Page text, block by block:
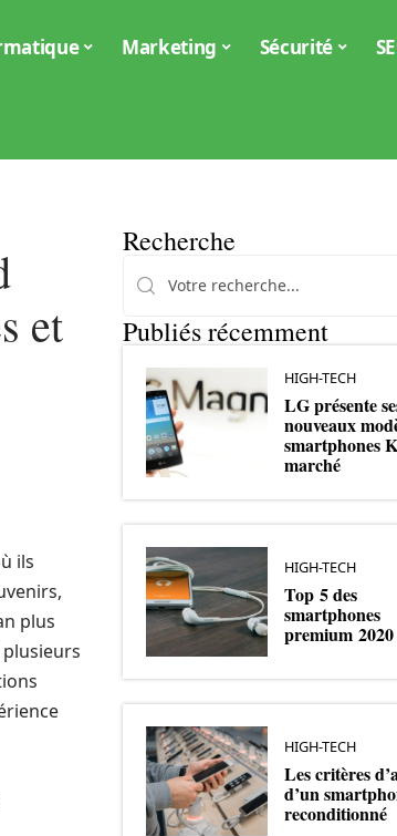
Marketing Sécurité
et
ils
plus
plusieurs
Recherche
Publiés récemment
HIGH-TECH
LG présente
nouveaux
smartphones
marché
HIGH-TECH
Top 5 des
smartphones
premium 2020
HIGH-TECH
Les critères
d’un
reconditionné